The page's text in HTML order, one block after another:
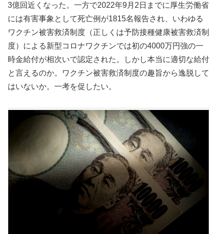
3億回近くなった。一方で2022年9月2日までに厚生労働省
には有害事象として死亡例が1815名報告され、いわゆる
ワクチン被害救済制度（正しくは予防接種健康被害救済制
度）による新型コロナワクチンでは初の4000万円強の一
時金給付が相次いで認定された。しかし本当に適切な給付
と言えるのか。ワクチン被害救済制度の趣旨から逸脱して
はいないか。一考を促したい。